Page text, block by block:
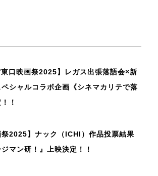
口映画祭2025】レガス出張落語会×新
シャルコラボ企画《シネマカリテで落
！
祭2025】ナック（ICHI）作品投票結果
マン研！』上映決定！！